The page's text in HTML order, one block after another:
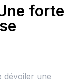
forte
dévoiler une